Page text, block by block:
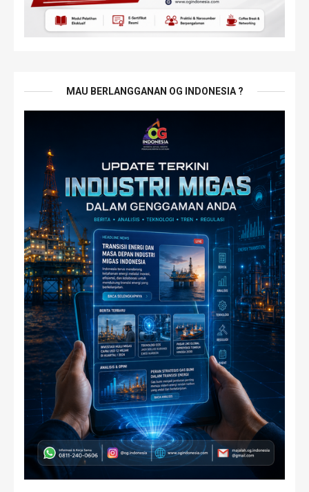
MAU BERLANGGANAN OG INDONESIA ?